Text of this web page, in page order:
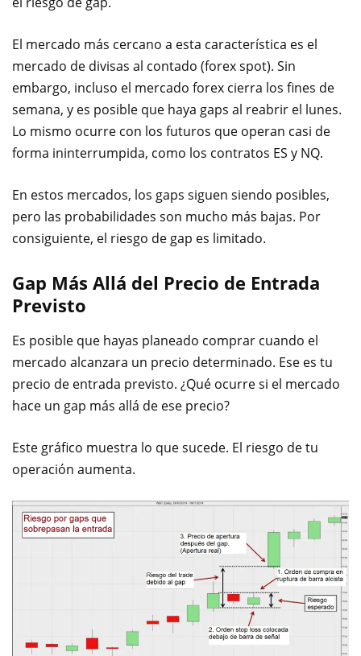
El mercado más cercano a esta característica es el
mercado de divisas al contado (forex spot). Sin
embargo, incluso el mercado forex cierra los fines de
semana, y es posible que haya gaps al reabrir el lunes.
Lo mismo ocurre con los futuros que operan casi de
forma ininterrumpida, como los contratos ES y NQ.
En estos mercados, los gaps siguen siendo posibles,
pero las probabilidades son mucho más bajas. Por
consiguiente, el riesgo de gap es limitado.
Gap Más Allá del Precio de Entrada
Previsto
Es posible que hayas planeado comprar cuando el
mercado alcanzara un precio determinado. Ese es tu
precio de entrada previsto. ¿Qué ocurre si el mercado
hace un gap más allá de ese precio?
Este gráfico muestra lo que sucede. El riesgo de tu
operación aumenta.